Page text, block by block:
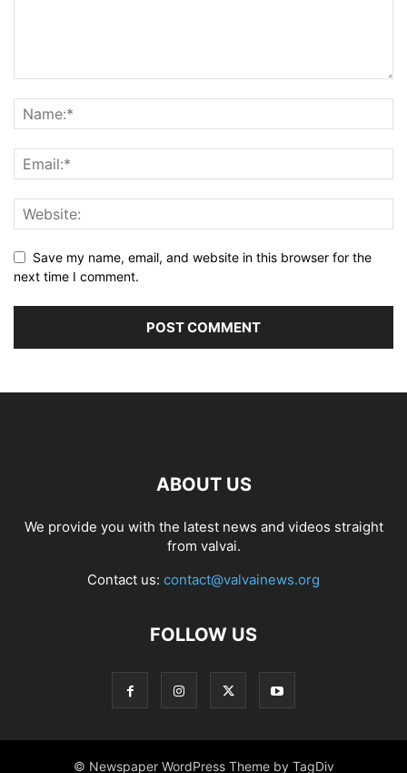
Save my name, email, and website in this browser for the
next time I comment.
ABOUT US
We provide you with the latest news and videos straight
from valvai.
Contact us: contact@valvainews.org
FOLLOW US
© Newspaper WordPress Theme by TagDiv